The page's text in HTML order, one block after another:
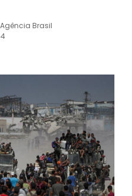
Brasil